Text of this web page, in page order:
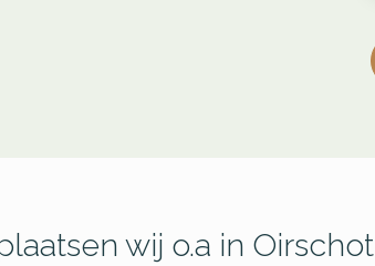
wij o.a in Oirschot